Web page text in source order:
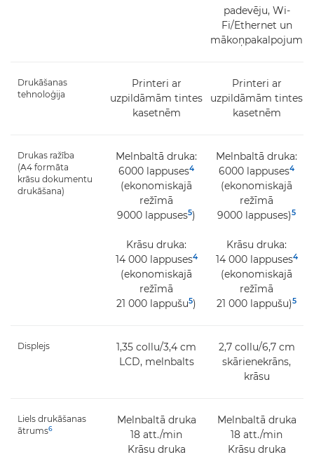
padevēju, Wi-
Fi/Ethernet un
mākoņpakalpojumi
Drukāšanas
tehnoloģija
Printeri ar
uzpildāmām tintes
kasetnēm
Printeri ar
uzpildāmām tintes
kasetnēm
Drukas ražība
(A4 formāta
krāsu dokumentu
drukāšana)
Melnbaltā druka:
6000 lappuses4
(ekonomiskajā
režīmā
9000 lappuses5)
Krāsu druka:
14 000 lappuses4
(ekonomiskajā
režīmā
21 000 lappušu5)
Melnbaltā druka:
6000 lappuses4
(ekonomiskajā
režīmā
9000 lappuses)5
Krāsu druka:
14 000 lappuses4
(ekonomiskajā
režīmā
21 000 lappušu)5
Displejs
1,35 collu/3,4 cm
LCD, melnbalts
2,7 collu/6,7 cm
skārienekrāns,
krāsu
Liels drukāšanas
ātrums6
Melnbaltā druka
18 att./min
Krāsu druka
Melnbaltā druka
18 att./min
Krāsu druka